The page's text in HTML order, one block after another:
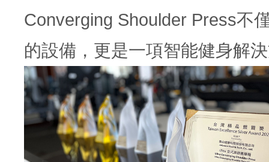
Converging Shoulder Press不
的設備，更是一項智能健身解